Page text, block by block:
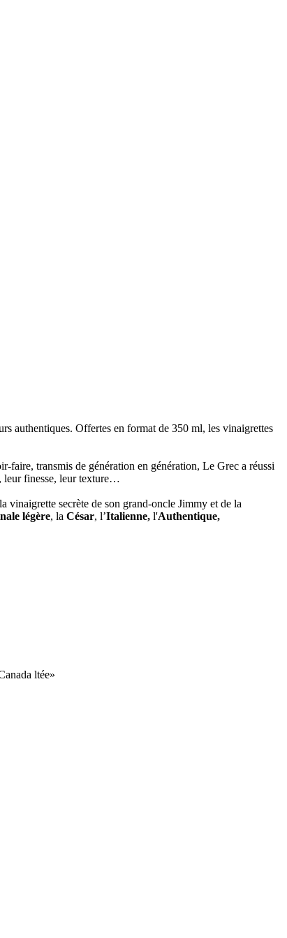
authentiques. Offertes en format de 350 ml, les vinaigrettes
transmis de génération en génération, Le Grec a réussi
leur finesse, leur texture…
vinaigrette secrète de son grand-oncle Jimmy et de la
légère, la César, l’Italienne, l'Authentique,
ltée»